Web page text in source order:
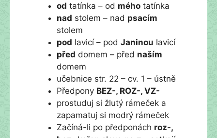
od tatínka – od mého tatínka
nad stolem – nad psacím
stolem
pod lavicí – pod Janinou lavicí
před domem – před naším
domem
učebnice str. 22 – cv. 1 – ústně
Předpony BEZ-, ROZ-, VZ-
prostuduj si žlutý rámeček a
zapamatuj si modrý rámeček
Začíná-li po předponách roz-,